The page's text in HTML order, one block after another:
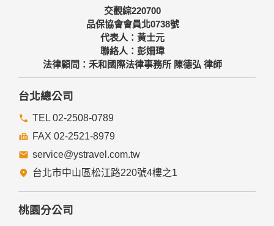
嚴格的保護措施，只由經過授權的人員才能接觸您的個人資
料，相關處理人員皆簽有保密合約，如有違反保密義務者，將
會受到相關的法律處分。
如因業務需要有必要委託其他單位提供服務時，本網站亦會嚴
格要求其遵守保密義務，並且採取必要檢查程序以確定其將確
實遵守。
四、網站對外的相關連結
提供的連結，點選進入其他網站。但該連結網站不適用本網站
的隱私權保護政策，您必須參考該連結網站中的隱私權保護政
策。
五、與第三人共用個人資料之政策
本網站絕不會提供、交換、出租或出售任何您的個人資料給其
他個人、團體、私人企業或公務機關，但有法律依據或合約義
務者，不在此限。
交觀綜220700
品保協會會員北0738號
代表人：黃士元
聯絡人：彭姍瑋
法律顧問：禾和國際法律事務所 陳德弘 律師
台北總公司
TEL 02-2508-0789
FAX 02-2521-8979
service@ystravel.com.tw
台北市中山區松江路220號4樓之1
桃園分公司